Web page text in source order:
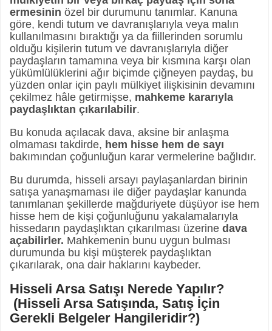
ermesinin özel bir durumunu tanımlar. Kanuna
göre, kendi tutum ve davranışlarıyla veya malın
kullanılmasını bıraktığı ya da fiillerinden sorumlu
olduğu kişilerin tutum ve davranışlarıyla diğer
paydaşların tamamına veya bir kısmına karşı olan
yükümlülüklerini ağır biçimde çiğneyen paydaş, bu
yüzden onlar için paylı mülkiyet ilişkisinin devamını
çekilmez hâle getirmişse, mahkeme kararıyla
paydaşlıktan çıkarılabilir.
Bu konuda açılacak dava, aksine bir anlaşma
olmaması takdirde, hem hisse hem de sayı
bakımından çoğunluğun karar vermelerine bağlıdır.
Bu durumda, hisseli arsayı paylaşanlardan birinin
satışa yanaşmaması ile diğer paydaşlar kanunda
tanımlanan şekillerde mağduriyete düşüyor ise hem
hisse hem de kişi çoğunluğunu yakalamalarıyla
hissedarın paydaşlıktan çıkarılması üzerine dava
açabilirler. Mahkemenin bunu uygun bulması
durumunda bu kişi müşterek paydaşlıktan
çıkarılarak, ona dair haklarını kaybeder.
Hisseli Arsa Satışı Nerede Yapılır?
(Hisseli Arsa Satışında, Satış İçin
Gerekli Belgeler Hangileridir?)